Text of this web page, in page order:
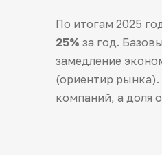
По итогам 2025
25% за год.
замедление
(ориентир
компаний, а доля